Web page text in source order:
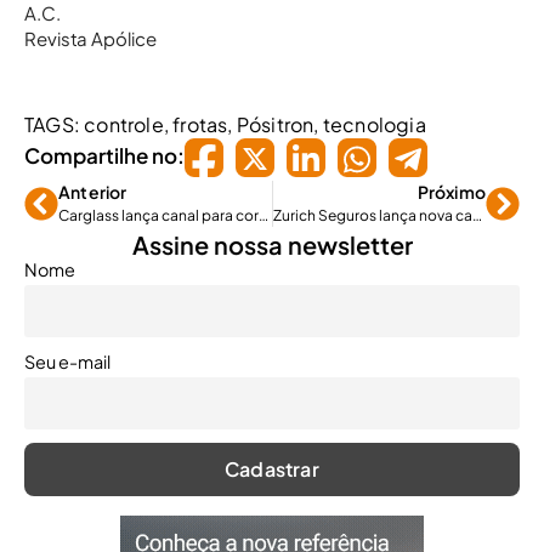
A.C.
Revista Apólice
TAGS: controle,frotas, Pósitron, tecnologia
Compartilhe no:
Anterior
Carglass lança canal para corretores
Próximo
Zurich Seguros lança nova campanha de marca
Assine nossa newsletter
Nome
Seu e-mail